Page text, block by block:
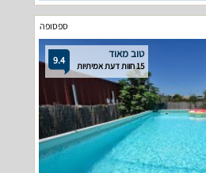
ספסופה
9.4 טוב מאוד
15 חוות דעת אמיתיות